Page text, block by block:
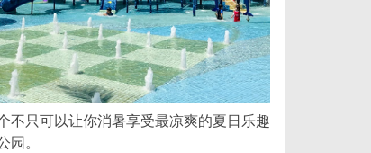
不只可以让你消暑享受最凉爽的夏日乐趣
。